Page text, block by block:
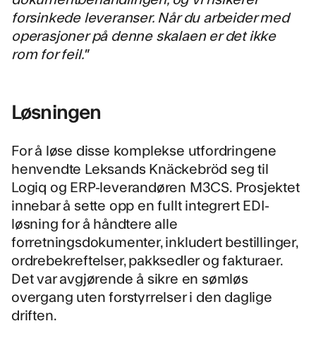
forsinkede leveranser. Når du arbeider med
operasjoner på denne skalaen er det ikke
rom for feil."
Løsningen
For å løse disse komplekse utfordringene
henvendte Leksands Knäckebröd seg til
Logiq og ERP-leverandøren M3CS. Prosjektet
innebar å sette opp en fullt integrert EDI-
løsning for å håndtere alle
forretningsdokumenter, inkludert bestillinger,
ordrebekreftelser, pakksedler og fakturaer.
Det var avgjørende å sikre en sømløs
overgang uten forstyrrelser i den daglige
driften.